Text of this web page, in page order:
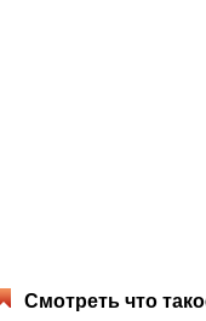
Смотреть что